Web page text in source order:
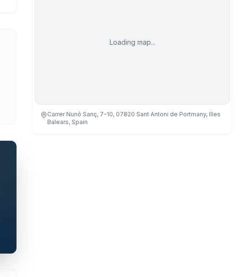
Loading map...
Carrer Nunó Sanç, 7-10, 07820 Sant Antoni de Portmany, Illes
Balears, Spain